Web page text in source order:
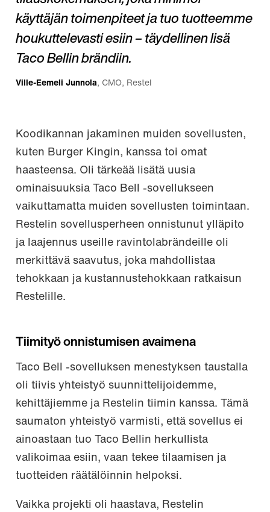
käyttäjän toimenpiteet ja tuo tuotteemme
houkuttelevasti esiin – täydellinen lisä
Taco Bellin brändiin.
Ville-Eemeli Junnola, CMO, Restel
Koodikannan jakaminen muiden sovellusten,
kuten Burger Kingin, kanssa toi omat
haasteensa. Oli tärkeää lisätä uusia
ominaisuuksia Taco Bell -sovellukseen
vaikuttamatta muiden sovellusten toimintaan.
Restelin sovellusperheen onnistunut ylläpito
ja laajennus useille ravintolabrändeille oli
merkittävä saavutus, joka mahdollistaa
tehokkaan ja kustannustehokkaan ratkaisun
Restelille.
Tiimityö onnistumisen avaimena
Taco Bell -sovelluksen menestyksen taustalla
oli tiivis yhteistyö suunnittelijoidemme,
kehittäjiemme ja Restelin tiimin kanssa. Tämä
saumaton yhteistyö varmisti, että sovellus ei
ainoastaan tuo Taco Bellin herkullista
valikoimaa esiin, vaan tekee tilaamisen ja
tuotteiden räätälöinnin helpoksi.
Vaikka projekti oli haastava, Restelin